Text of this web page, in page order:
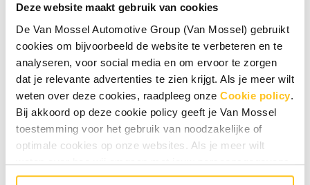
Deze website maakt gebruik van cookies
De Van Mossel Automotive Group (Van Mossel) gebruikt
cookies om bijvoorbeeld de website te verbeteren en te
analyseren, voor social media en om ervoor te zorgen
dat je relevante advertenties te zien krijgt. Als je meer wilt
weten over deze cookies, raadpleeg onze Cookie policy.
Bij akkoord op deze cookie policy geeft je Van Mossel
toestemming voor het gebruik van noodzakelijke of
optimale cookies op onze websites. Als je meer wilt
weten over hoe wij omgaan met jouw persoonsgegevens,
raadpleeg onzePrivacyverklaring. Specifiek voor
mechanische en elektrische storingen. Je werkt
hiervoor nauw samen met je collega’s autotechnici en
hebt contact met klanten en indien nodig de
importeur om zo de juiste oplossing te vinden. Om je
werk goed uit te voeren, volg je de richtlijnen van Van
Mossel en van de importeur.
Jouw werkzaamheden in het kort:
Stellen van diagnoses bij mechanische en
storingen;
Stellen van diagnoses bij elektrische storingen;